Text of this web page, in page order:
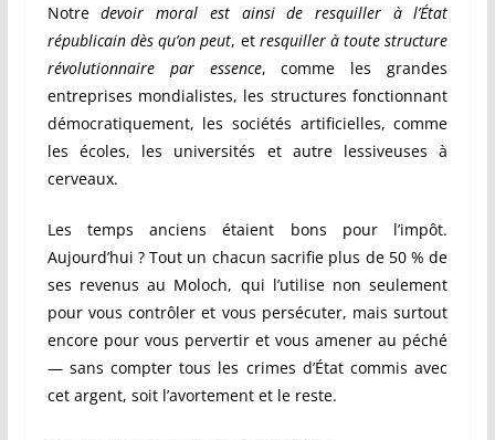
Notredevoir moral est ainsi de resquiller à l’État
républicain dès qu’on peut, et resquiller à toute structure
révolutionnaire par essence, comme les grandes
entreprises mondialistes, les structures fonctionnant
démocratiquement, les sociétés artificielles, comme
les écoles, les universités et autre lessiveuses à
cerveaux.
Les temps anciens étaient bons pour l’impôt.
Aujourd’hui ? Tout un chacun sacrifie plus de 50 % de
ses revenus au Moloch, qui l’utilise non seulement
pour vous contrôler et vous persécuter, mais surtout
encore pour vous pervertir et vous amener au péché
— sans compter tous les crimes d’État commis avec
cet argent, soit l’avortement et le reste.